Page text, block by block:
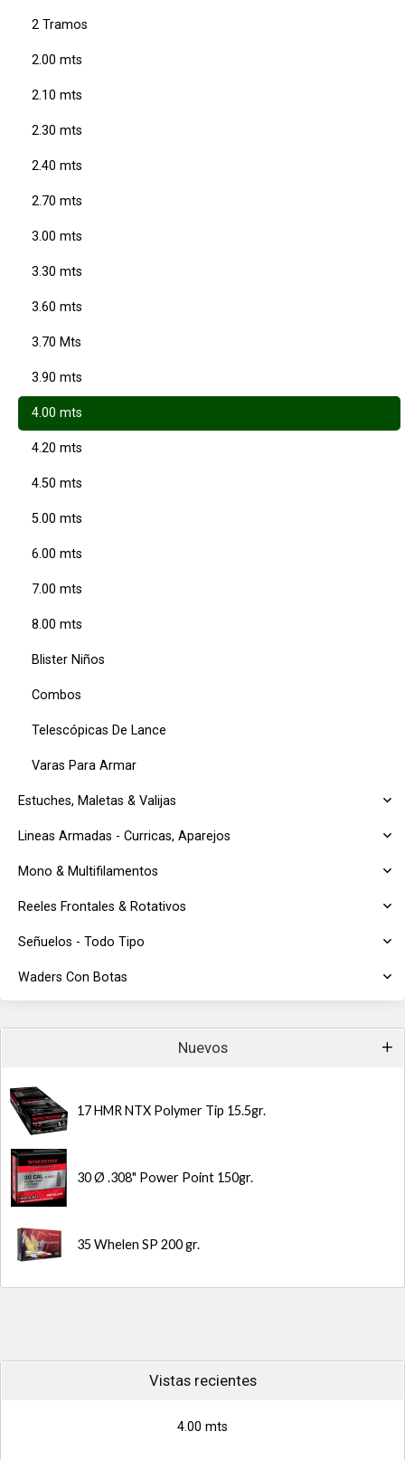
2 Tramos
2.00 mts
2.10 mts
2.30 mts
2.40 mts
2.70 mts
3.00 mts
3.30 mts
3.60 mts
3.70 Mts
3.90 mts
4.00 mts
4.20 mts
4.50 mts
5.00 mts
6.00 mts
7.00 mts
8.00 mts
Blister Niños
Combos
Telescópicas De Lance
Varas Para Armar
Estuches, Maletas & Valijas
Lineas Armadas - Curricas, Aparejos
Mono & Multifilamentos
Reeles Frontales & Rotativos
Señuelos - Todo Tipo
Waders Con Botas
Nuevos
17 HMR NTX Polymer Tip 15.5gr.
30 Ø .308" Power Point 150gr.
35 Whelen SP 200 gr.
Vistas recientes
4.00 mts